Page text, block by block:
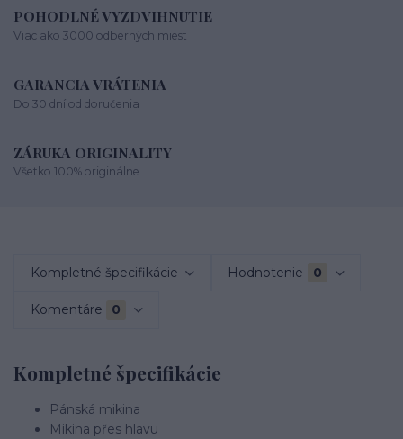
POHODLNÉ VYZDVIHNUTIE
Viac ako 3000 odberných miest
GARANCIA VRÁTENIA
Do 30 dní od doručenia
ZÁRUKA ORIGINALITY
Všetko 100% originálne
Kompletné špecifikácie Hodnotenie 0
Komentáre 0
Kompletné špecifikácie
Pánská mikina
Mikina přes hlavu